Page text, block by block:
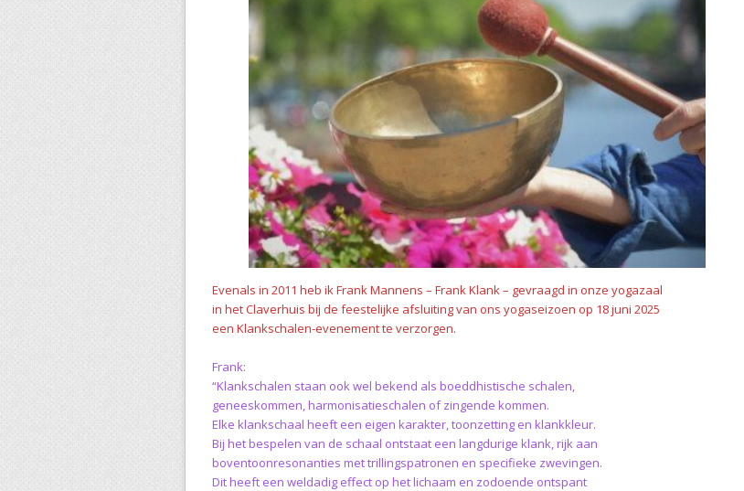
Evenals in 2011 heb ik Frank Mannens – Frank Klank – gevraagd in onze yogazaal
in het Claverhuis bij de feestelijke afsluiting van ons yogaseizoen op 18 juni 2025
een Klankschalen-evenement te verzorgen.
Frank:
“Klankschalen staan ook wel bekend als boeddhistische schalen,
geneeskommen, harmonisatieschalen of zingende kommen.
Elke klankschaal heeft een eigen karakter, toonzetting en klankkleur.
Bij het bespelen van de schaal ontstaat een langdurige klank, rijk aan
boventoonresonanties met trillingspatronen en specifieke zwevingen.
Dit heeft een weldadig effect op het lichaam en zodoende ontspant